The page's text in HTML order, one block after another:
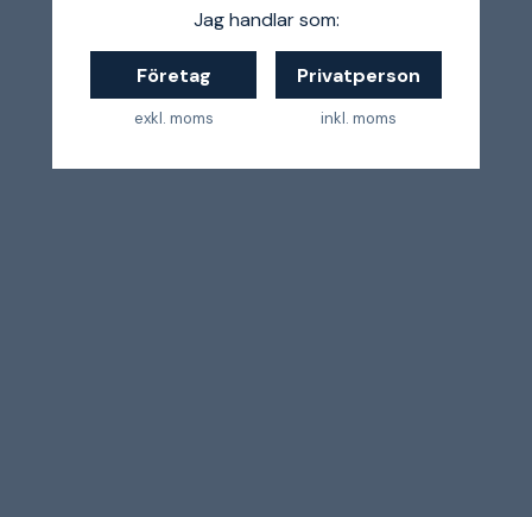
Jag handlar som:
Företag
exkl. moms
Privatperson
inkl. moms